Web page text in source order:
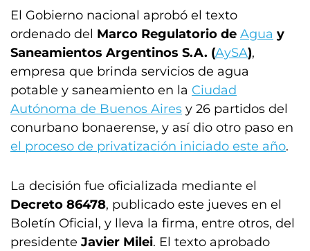
El Gobierno nacional aprobó el texto
ordenado del Marco Regulatorio de Agua y
Saneamientos Argentinos S.A. (AySA),
empresa que brinda servicios de agua
potable y saneamiento en la Ciudad
Autónoma de Buenos Aires y 26 partidos del
conurbano bonaerense, y así dio otro paso en
el proceso de privatización iniciado este año.
La decisión fue oficializada mediante el
Decreto 86478, publicado este jueves en el
Boletín Oficial, y lleva la firma, entre otros, del
presidente Javier Milei. El texto aprobado